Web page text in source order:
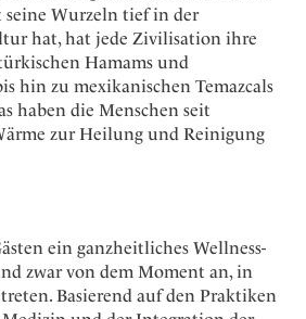
seine Wurzeln tief in der
hat, hat jede Zivilisation ihre
Hamams und
hin zu mexikanischen Temazcals
haben die Menschen seit
zur Heilung und Reinigung
ein ganzheitliches Wellness-
zwar von dem Moment an, in
Basierend auf den Praktiken